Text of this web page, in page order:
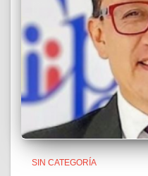
SIN CATEGORÍA